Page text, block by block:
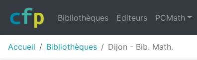
Bibliothèques Editeurs PCMath
Accueil Bibliothèques Dijon - Bib. Math.